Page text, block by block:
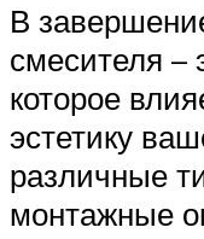
В
смесителя –
которое
эстетику
различные
монтажные